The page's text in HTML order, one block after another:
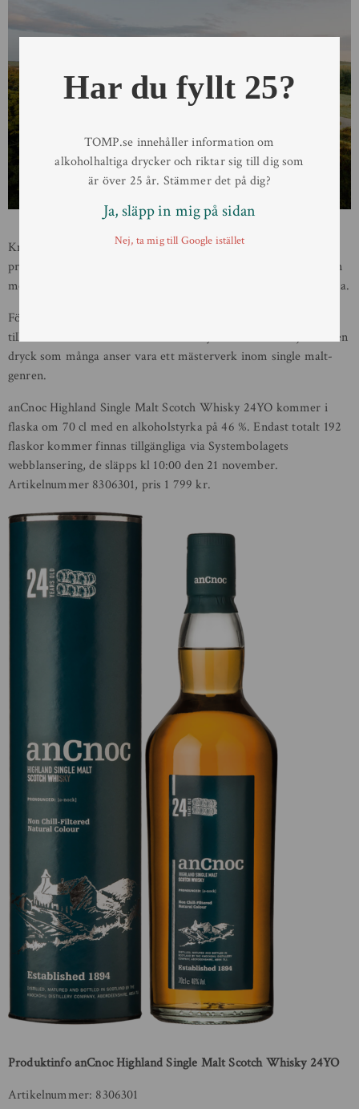
Knockdhu-destilleriet har alltid varit känt för sin förmåga att
producera whisky som balanserar gammaldags hantverk med en
modern twist, och anCnoc 24YO är ett utmärkt exempel på detta.
För de svenska whiskyvännerna blir detta sista släpp ett gyllene
tillfälle att införskaffa en del av whiskyns historia och njuta av en
dryck som många anser vara ett mästerverk inom single malt-
genren.
anCnoc Highland Single Malt Scotch Whisky 24YO kommer i
flaska om 70 cl med en alkoholstyrka på 46 %. Endast totalt 192
flaskor kommer finnas tillgängliga via Systembolagets
webblansering, de släpps kl 10:00 den 21 november.
Artikelnummer 8306301, pris 1 799 kr.
Produktinfo anCnoc Highland Single Malt Scotch Whisky 24YO
Artikelnummer: 8306301
Har du fyllt 25?
TOMP.se innehåller information om
alkoholhaltiga drycker och riktar sig till dig som
är över 25 år. Stämmer det på dig?
Ja, släpp in mig på sidan
Nej, ta mig till Google istället